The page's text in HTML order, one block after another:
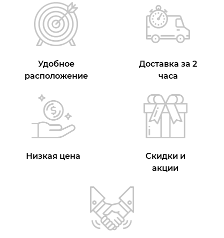
Удобное
расположение
Доставка за 2
часа
Низкая цена
Скидки и
акции